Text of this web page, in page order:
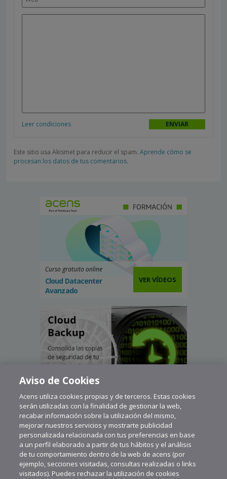
Leer condiciones
Este sitio usa Akismet para reducir el spam. Aprende cómo se
procesan los datos de tus comentarios.
Curso gratuito online
Cloud Datacenter
Avanzado
VER VÍDEOS
Aviso de Cookies
Acens utiliza cookies propias y de terceros. Estas cookies
serán utilizadas con la finalidad de gestionar la web,
recabar información sobre la utilización del mismo,
mejorar nuestros servicios y mostrarte publicidad
personalizada relacionada con tus preferencias en base
a un perfil elaborado a partir de tus hábitos y el análisis
de tu comportamiento dentro de la web de acens (por
ejemplo, secciones visitadas, consultas realizadas o links
visitados). Puedes rechazar la utilización de cookies